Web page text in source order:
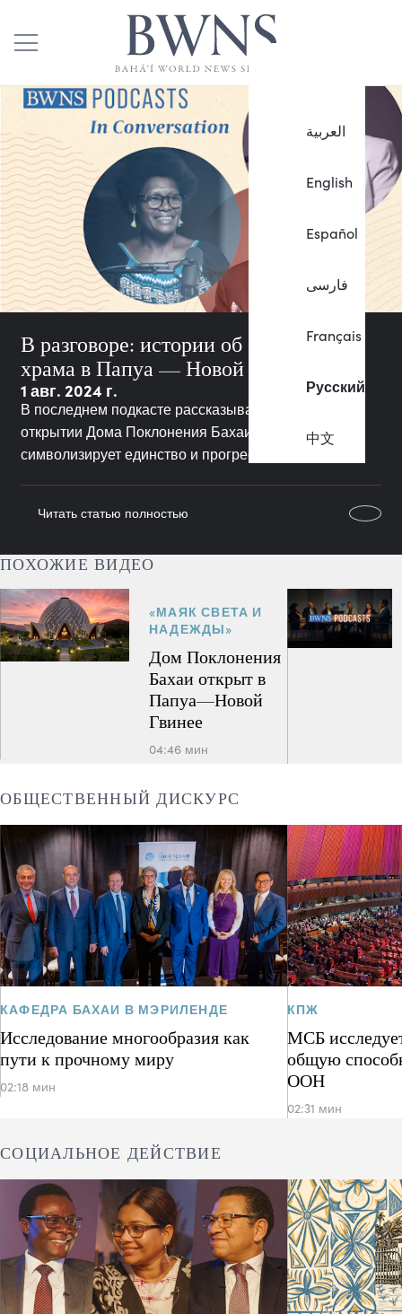
العربية
English
Español
فارسی
Français
Русский
中文
В разговоре: истории об открытии
храма в Папуа — Новой Гвинее
1 авг. 2024 г.
В последнем подкасте рассказывается о недавнем
открытии Дома Поклонения Бахаи, который
символизирует единство и прогресс.
Читать статью полностью
ПОХОЖИЕ ВИДЕО
«МАЯК СВЕТА И
НАДЕЖДЫ»
Дом Поклонения
Бахаи открыт в
Папуа—Новой
Гвинее
04:46 мин
ОБЩЕСТВЕННЫЙ ДИСКУРС
КАФЕДРА БАХАИ В МЭРИЛЕНДЕ
Исследование многообразия как
пути к прочному миру
02:18 мин
КПЖ
МСБ
общую
ООН
02:31 мин
СОЦИАЛЬНОЕ ДЕЙСТВИЕ